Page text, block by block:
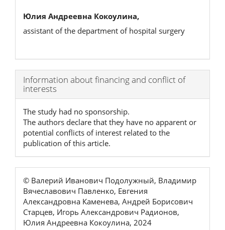
Юлия Андреевна Кокоулина,
assistant of the department of hospital surgery
Article
Details
Information about financing and conflict of
interests
The study had no sponsorship.
The authors declare that they have no apparent or
potential conflicts of interest related to the
publication of this article.
© Валерий Иванович Подолужный, Владимир
Вячеславович Павленко, Евгения
Александровна Каменева, Андрей Борисович
Старцев, Игорь Александрович Радионов,
Юлия Андреевна Кокоулина, 2024